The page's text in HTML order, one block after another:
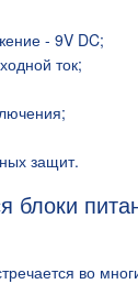
- 9V DC;
ток;
защит.
блоки
во